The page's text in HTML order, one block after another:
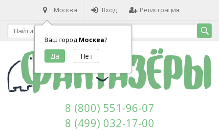
Москва
Ваш город Москва?
Вход Регистрация
8 (800) 551-96-07
8 (499) 032-17-00